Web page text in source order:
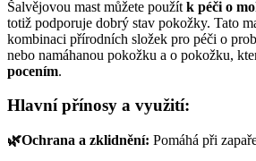
Šalvějovou mast můžete použít k péči o
totiž podporuje dobrý stav pokožky. Tato
kombinaci přírodních složek pro péči o
nebo namáhanou pokožku a o pokožku,
pocením.
Hlavní přínosy a využití:
🌿Ochrana a zklidnění: Pomáhá při